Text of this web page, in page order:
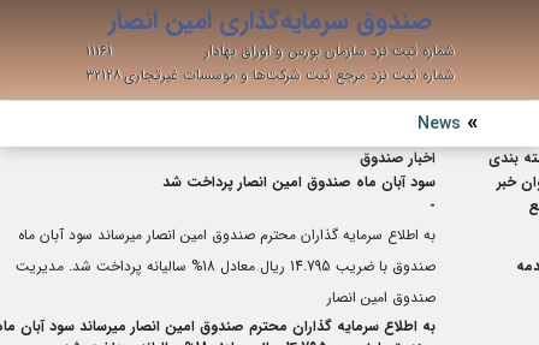
صندوق سرمایه‌گذاری امین انصار
شماره ثبت نزد سازمان بورس و اوراق بهادار
۱۱۱۶۱
شماره ثبت نزد مرجع ثبت شرکت‌ها و موسسات غیرتجاری۳۲۱۲۸
News
بندی
اخبار صندوق
خبر
سود آبان ماه صندوق امین انصار پرداخت شد
-
به اطلاع سرمایه گذاران محترم صندوق امین انصار میرساند سود آبان ماه
صندوق با ضریب 14.795 ریال معادل 18% سالیانه پرداخت شد. مدیریت
صندوق امین انصار
به اطلاع سرمایه گذاران محترم صندوق امین انصار میرساند سود آبان